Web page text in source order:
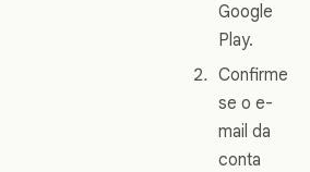
Google
Play.
Confirme
se o e-
mail da
conta